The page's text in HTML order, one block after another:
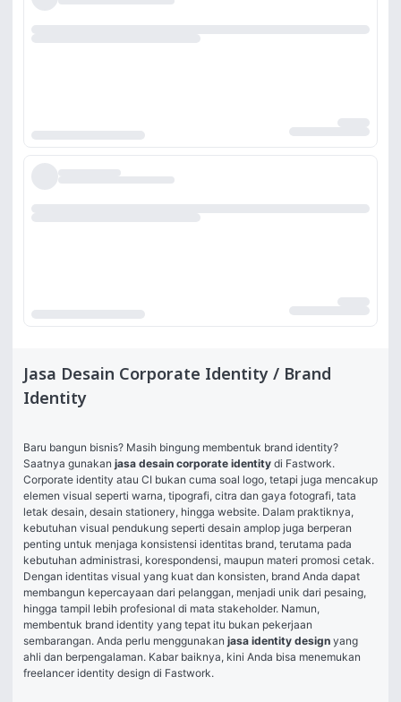
Jasa Desain Corporate Identity / Brand
Identity
Baru bangun bisnis? Masih bingung membentuk brand identity?
Saatnya gunakan jasa desain corporate identity di Fastwork.
Corporate identity atau CI bukan cuma soal logo, tetapi juga mencakup
elemen visual seperti warna, tipografi, citra dan gaya fotografi, tata
letak desain, desain stationery, hingga website. Dalam praktiknya,
kebutuhan visual pendukung seperti desain amplop juga berperan
penting untuk menjaga konsistensi identitas brand, terutama pada
kebutuhan administrasi, korespondensi, maupun materi promosi cetak.
Dengan identitas visual yang kuat dan konsisten, brand Anda dapat
membangun kepercayaan dari pelanggan, menjadi unik dari pesaing,
hingga tampil lebih profesional di mata stakeholder. Namun,
membentuk brand identity yang tepat itu bukan pekerjaan
sembarangan. Anda perlu menggunakan jasa identity design yang
ahli dan berpengalaman. Kabar baiknya, kini Anda bisa menemukan
freelancer identity design di Fastwork.